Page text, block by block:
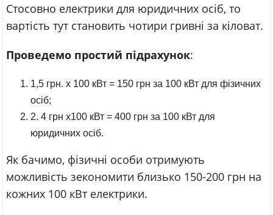
Стосовно електрики для юридичних осіб, то
вартість тут становить чотири гривні за кіловат.
Проведемо простий підрахунок:
1,5 грн. х 100 кВт = 150 грн за 100 кВт для фізичних
осіб;
2. 4 грн х100 кВт = 400 грн за 100 кВт для
юридичних осіб.
Як бачимо, фізичні особи отримують
можливість зекономити близько 150-200 грн на
кожних 100 кВт електрики.